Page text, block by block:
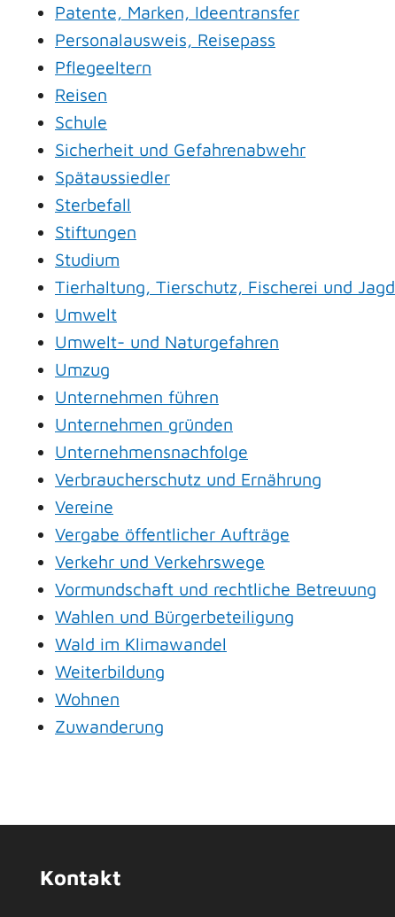
Patente, Marken, Ideentransfer
Personalausweis, Reisepass
Pflegeeltern
Reisen
Schule
Sicherheit und Gefahrenabwehr
Spätaussiedler
Sterbefall
Stiftungen
Studium
Tierhaltung, Tierschutz, Fischerei und Jagd
Umwelt
Umwelt- und Naturgefahren
Umzug
Unternehmen führen
Unternehmen gründen
Unternehmensnachfolge
Verbraucherschutz und Ernährung
Vereine
Vergabe öffentlicher Aufträge
Verkehr und Verkehrswege
Vormundschaft und rechtliche Betreuung
Wahlen und Bürgerbeteiligung
Wald im Klimawandel
Weiterbildung
Wohnen
Zuwanderung
Kontakt